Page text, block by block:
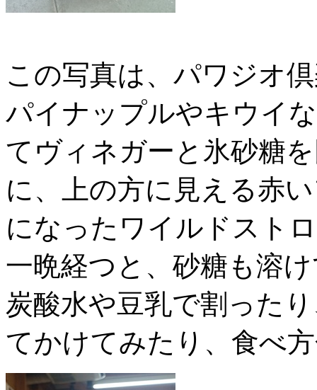
この写真は、パワジオ
パイナップルやキウイ
てヴィネガーと氷砂糖
に、上の方に見える赤
になったワイルドスト
一晩経つと、砂糖も溶
炭酸水や豆乳で割った
てかけてみたり、食べ